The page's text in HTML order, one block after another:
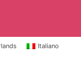
Italiano